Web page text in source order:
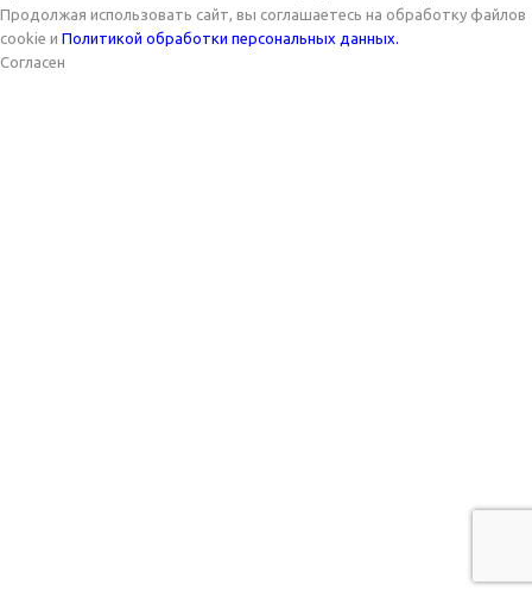
Продолжая использовать сайт, вы соглашаетесь на обработку файлов
cookie и Политикой обработки персональных данных.
Согласен